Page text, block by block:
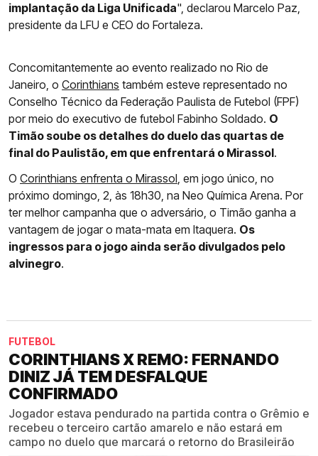
implantação da Liga Unificada", declarou Marcelo Paz,
presidente da LFU e CEO do Fortaleza.
Concomitantemente ao evento realizado no Rio de
Janeiro, o Corinthians também esteve representado no
Conselho Técnico da Federação Paulista de Futebol (FPF)
por meio do executivo de futebol Fabinho Soldado. O
Timão soube os detalhes do duelo das quartas de
final do Paulistão, em que enfrentará o Mirassol.
O Corinthians enfrenta o Mirassol, em jogo único, no
próximo domingo, 2, às 18h30, na Neo Química Arena. Por
ter melhor campanha que o adversário, o Timão ganha a
vantagem de jogar o mata-mata em Itaquera. Os
ingressos para o jogo ainda serão divulgados pelo
alvinegro.
FUTEBOL
CORINTHIANS X REMO: FERNANDO
DINIZ JÁ TEM DESFALQUE
CONFIRMADO
Jogador estava pendurado na partida contra o Grêmio e
recebeu o terceiro cartão amarelo e não estará em
campo no duelo que marcará o retorno do Brasileirão